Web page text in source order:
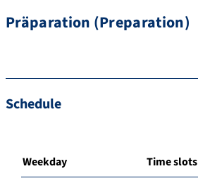
Präparation (Preparation)
Schedule
Weekday Time slots